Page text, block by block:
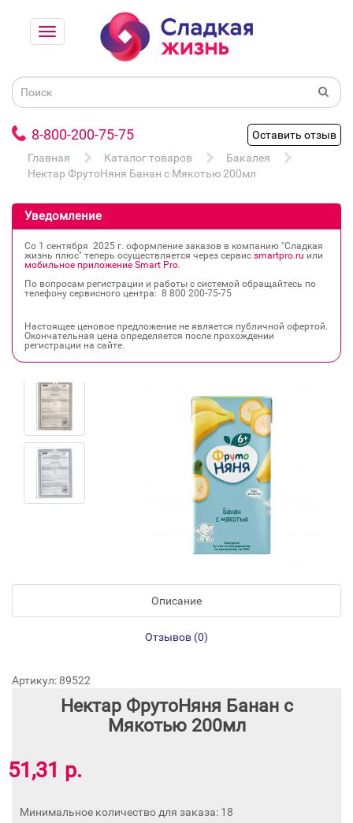
8-800-200-75-75
Оставить отзыв
Главная
Каталог товаров
Бакалея
Нектар ФрутоНяня Банан с Мякотью 200мл
Уведомление
Со 1 сентября 2025 г. оформление заказов в компанию "Сладкая
жизнь плюс" теперь осуществляется через сервис smartpro.ru или
мобильное приложение Smart Pro.
По вопросам регистрации и работы с системой обращайтесь по
телефону сервисного центра: 8 800 200‐75‐75
Настоящее ценовое предложение не является публичной офертой.
Окончательная цена определяется после прохождении
регистрации на сайте.
Описание
Отзывов (0)
Артикул: 89522
Нектар ФрутоНяня Банан с
Мякотью 200мл
51,31 р.
Минимальное количество для заказа: 18